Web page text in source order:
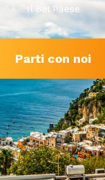
Il Bel Paese
Parti con noi